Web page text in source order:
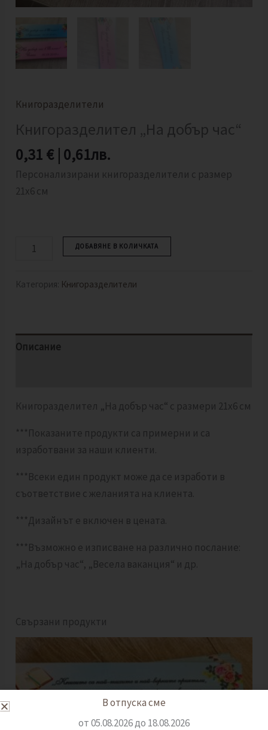
Книгоразделители
Книгоразделител „На добър час“
0,31 € | 0,61лв.
Персонализирани книгоразделители с размер
21х6 см
ДОБАВЯНЕ В КОЛИЧКАТА
Категория: Книгоразделители
Описание
Книгоразделител „На добър час“ с размери 21х6 см
***Показаните продукти са примерни и са
изработвани за наши клиенти.
***Всеки един продукт може да се изработи в
съответствие с желанията на клиента.
***Дизайнът е включен в цената.
***Възможно е изписване на различно послание:
„На добър час“, „Весела ваканция“ и др.
Свързани продукти
В отпуска сме
от 05.08.2026 до 18.08.2026